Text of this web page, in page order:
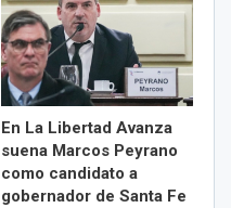
En La Libertad Avanza
suena Marcos Peyrano
como candidato a
gobernador de Santa Fe